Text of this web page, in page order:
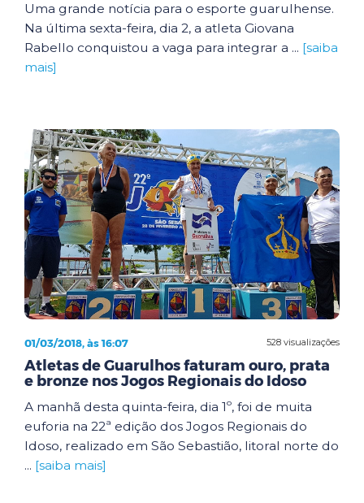
Uma grande notícia para o esporte guarulhense.
Na última sexta-feira, dia 2, a atleta Giovana
Rabello conquistou a vaga para integrar a ... [saiba
mais]
528 visualizações
01/03/2018, às 16:07
Atletas de Guarulhos faturam ouro, prata
e bronze nos Jogos Regionais do Idoso
A manhã desta quinta-feira, dia 1º, foi de muita
euforia na 22ª edição dos Jogos Regionais do
Idoso, realizado em São Sebastião, litoral norte do
... [saiba mais]